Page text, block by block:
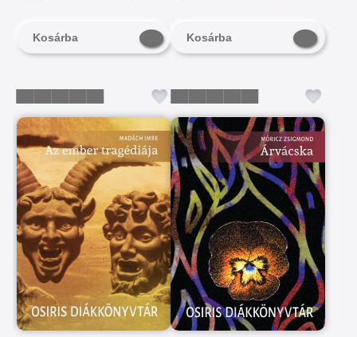
Kosárba Kosárba